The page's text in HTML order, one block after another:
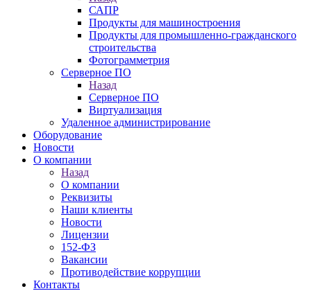
САПР
Продукты для машиностроения
Продукты для промышленно-гражданского
строительства
Фотограмметрия
Серверное ПО
Назад
Серверное ПО
Виртуализация
Удаленное администрирование
Оборудование
Новости
О компании
Назад
О компании
Реквизиты
Наши клиенты
Новости
Лицензии
152-ФЗ
Вакансии
Противодействие коррупции
Контакты